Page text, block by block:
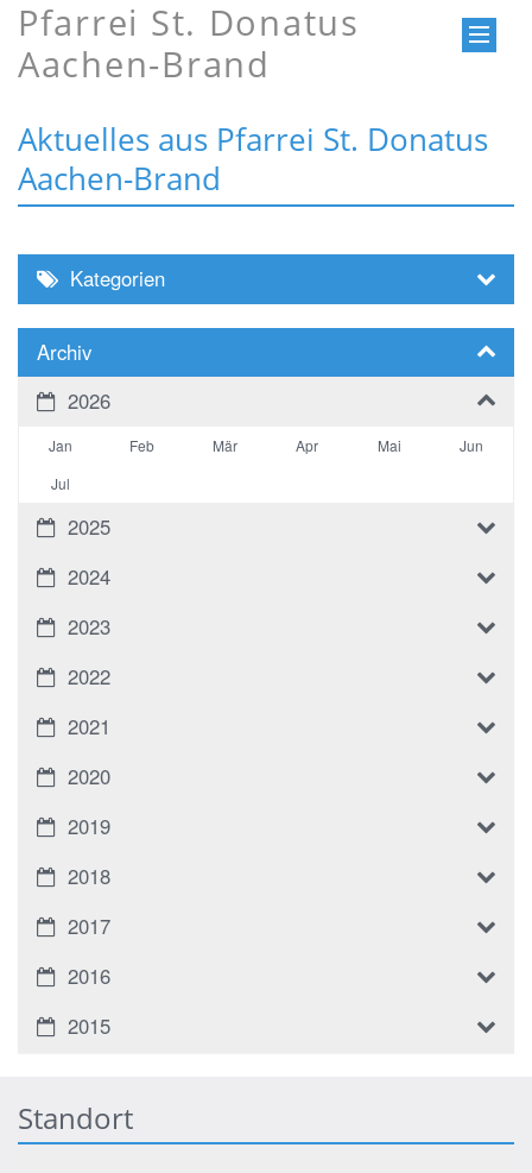
Pfarrei St. Donatus
Aachen-Brand
Aktuelles aus Pfarrei St. Donatus
Aachen-Brand
Kategorien
Archiv
2026
Jan Feb Mär Apr Mai
Jun
Jul
2025
2024
2023
2022
2021
2020
2019
2018
2017
2016
2015
Standort